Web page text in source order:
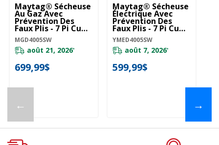
←
Maytag® Sécheuse
Au Gaz Avec
Prévention Des
Faux Plis - 7 Pi Cu
MGD4005SW
MGD4005SW
août 21, 2026*
699,99$
Maytag® Sécheuse
Électrique Avec
Prévention Des
Faux Plis - 7 Pi Cu
YMED4005SW
YMED4005SW
août 7, 2026*
599,99$
→